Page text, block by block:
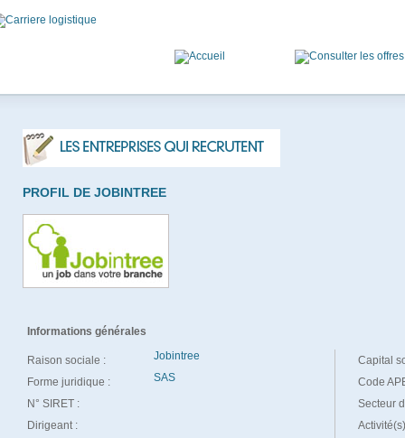
PROFIL DE JOBINTREE
Informations générales
Raison sociale : Jobintree
Forme juridique : SAS
N° SIRET :
Dirigeant :
Capital
Code
Secteur